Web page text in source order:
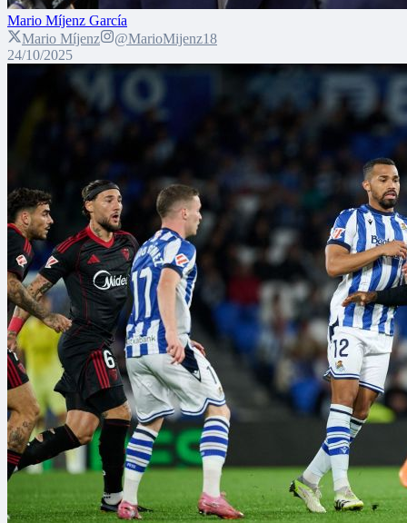
Mario Míjenz García
Mario Míjenz
@MarioMijenz18
24/10/2025